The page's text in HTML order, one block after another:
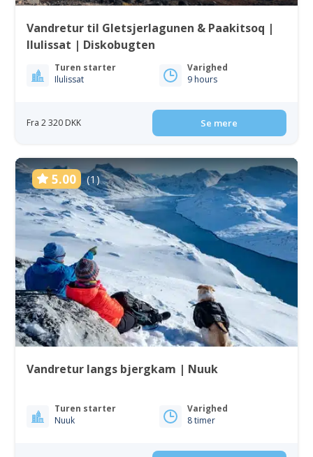
Vandretur til Gletsjerlagunen & Paakitsoq |
Ilulissat | Diskobugten
Turen starter
Ilulissat
Varighed
9 hours
Fra 2 320 DKK Se mere
5.00 (1)
Vandretur langs bjergkam | Nuuk
Turen starter
Nuuk
Varighed
8 timer